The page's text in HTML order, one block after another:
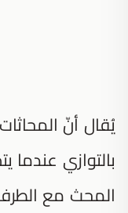
يُقال أنّ
بالتوازي
المحث مع